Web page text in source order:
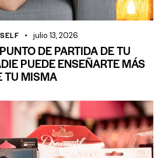
julio 13, 2026
DE PARTIDA DE TU
PUEDE ENSEÑARTE MÁS
TU MISMA